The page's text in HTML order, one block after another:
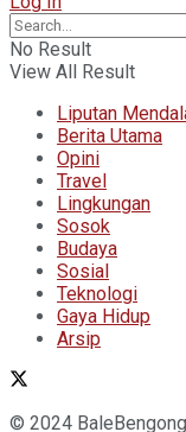
No Result
View All Result
Liputan
Berita Utama
Opini
Travel
Lingkungan
Sosok
Budaya
Sosial
Teknologi
Gaya Hidup
Arsip
© 2024